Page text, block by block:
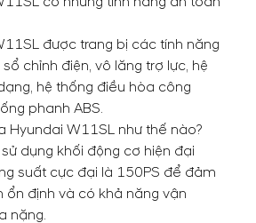
được trang bị các tính năng
chỉnh điện, vô lăng trợ lực, hệ
hệ thống điều hòa công
phanh ABS.
Hyundai W11SL như thế nào?
dụng khối động cơ hiện đại
suất cực đại là 150PS để đảm
ổn định và có khả năng vận
nặng.